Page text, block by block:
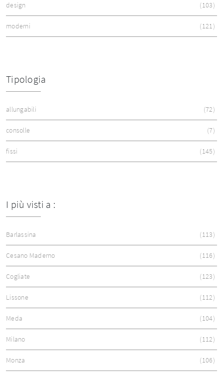
design 103
moderni 121
Tipologia
allungabili 72
consolle 7
fissi 145
I più visti a :
Barlassina 113
Cesano Maderno 116
Cogliate 123
Lissone 112
Meda 104
Milano 112
Monza 106